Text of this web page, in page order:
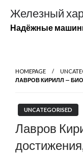
содержимому
Железный
Надёжные
HOMEPAGE
ЛАВРОВ КИРИЛЛ —
UNCATEGORISED
Лавров